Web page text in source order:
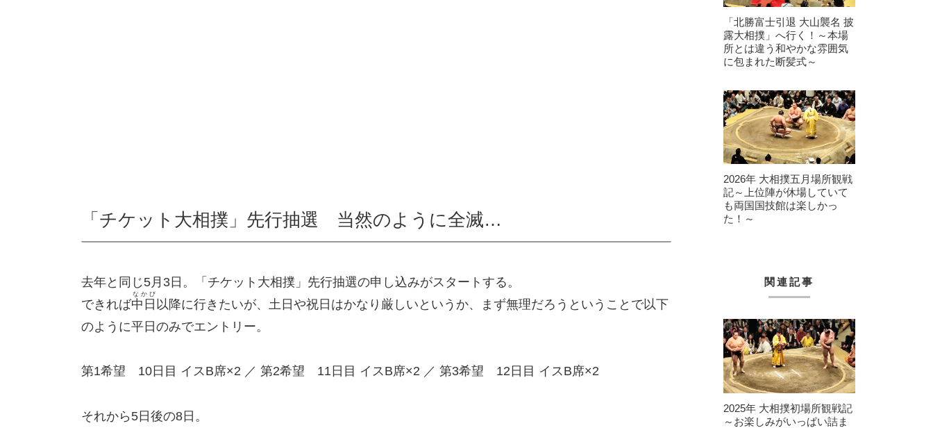
「チケット大相撲」先行抽選 当然のように全滅…
去年と同じ5月3日。「チケット大相撲」先行抽選の申し込みがスタートする。
できれば中日
なかび
以降に行きたいが、土日や祝日はかなり厳しいというか、まず無理だろうということで以下
のように平日のみでエントリー。
第1希望 10日目 イスB席×2 ／ 第2希望 11日目 イスB席×2 ／ 第3希望 12日目 イスB席×2
それから5日後の8日。
「北勝富士引退 大山襲名 披
露大相撲」へ行く！～本場
所とは違う和やかな雰囲気
に包まれた断髪式～
2026年 大相撲五月場所観戦
記～上位陣が休場していて
も両国国技館は楽しかっ
た！～
関連記事
2025年 大相撲初場所観戦記
～お楽しみがいっぱい詰ま